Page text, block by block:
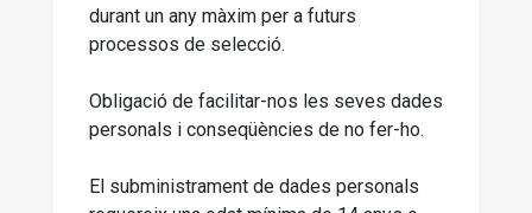
durant un any màxim per a futurs
processos de selecció.
Obligació de facilitar-nos les seves dades
personals i conseqüències de no fer-ho.
El subministrament de dades personals